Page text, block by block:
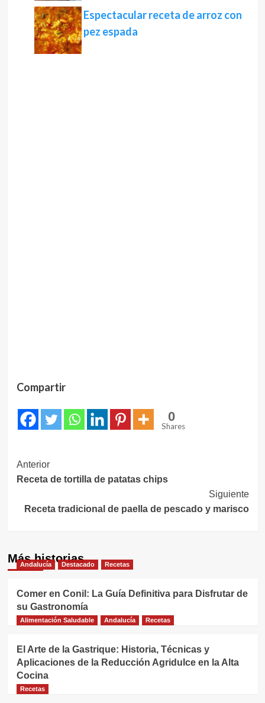
Espectacular receta de arroz con
pez espada
Compartir
0
Shares
Navegación
de
entradas
Anterior
Receta de tortilla de patatas chips
Siguiente
Receta tradicional de paella de pescado y marisco
Más historias
Andalucía Destacado Recetas
Comer en Conil: La Guía Definitiva para Disfrutar de
su Gastronomía
Alimentación Saludable Andalucía Recetas
El Arte de la Gastrique: Historia, Técnicas y
Aplicaciones de la Reducción Agridulce en la Alta
Cocina
Recetas